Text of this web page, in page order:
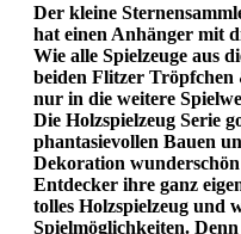
Der kleine
hat einen Anhänger mit
Wie alle Spielzeuge aus
beiden Flitzer
nur in die weitere
Die Holzspielzeug Serie
phantasievollen Bauen
Dekoration
Entdecker ihre ganz
tolles Holzspielzeug und
Spielmöglichkeiten.